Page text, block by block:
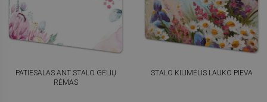
PATIESALAS ANT STALO GĖLIŲ
RĖMAS
STALO KILIMĖLIS LAUKO PIEVA